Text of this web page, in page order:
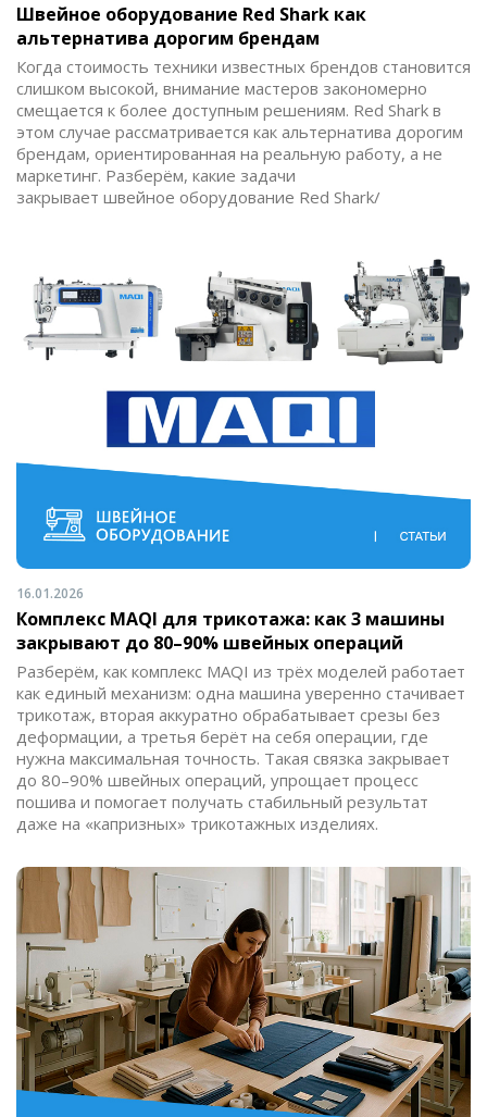
Швейное оборудование Red Shark как
альтернатива дорогим брендам
Когда стоимость техники известных брендов становится
слишком высокой, внимание мастеров закономерно
смещается к более доступным решениям. Red Shark в
этом случае рассматривается как альтернатива дорогим
брендам, ориентированная на реальную работу, а не
маркетинг. Разберём, какие задачи
закрывает швейное оборудование Red Shark/
16.01.2026
Комплекс MAQI для трикотажа: как 3 машины
закрывают до 80–90% швейных операций
Разберём, как комплекс MAQI из трёх моделей работает
как единый механизм: одна машина уверенно стачивает
трикотаж, вторая аккуратно обрабатывает срезы без
деформации, а третья берёт на себя операции, где
нужна максимальная точность. Такая связка закрывает
до 80–90% швейных операций, упрощает процесс
пошива и помогает получать стабильный результат
даже на «капризных» трикотажных изделиях.